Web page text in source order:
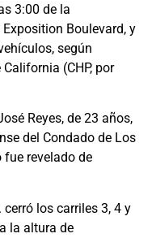
3:00 de la
Boulevard, y
según
(CHP, por
Reyes, de 23 años,
del Condado de Los
fue revelado de
los carriles 3, 4 y
la altura de